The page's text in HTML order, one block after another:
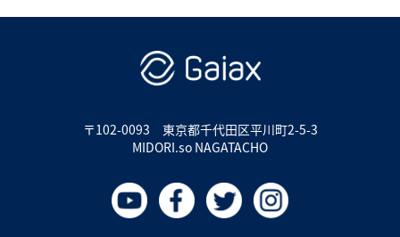
〒102-0093 東京都千代田区平川町2-5-3
MIDORI.so NAGATACHO